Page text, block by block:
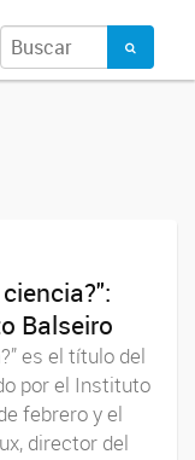
Balseiro
es el título del
por el Instituto
febrero y el
director del